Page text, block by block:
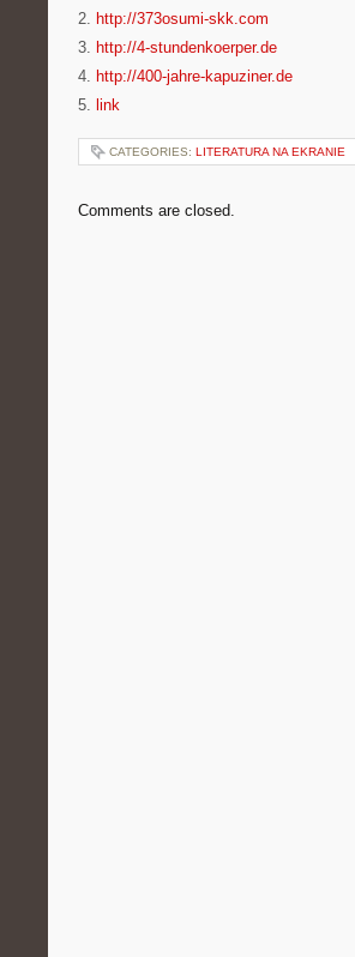
2. http://373osumi-skk.com
3. http://4-stundenkoerper.de
4. http://400-jahre-kapuziner.de
5. link
CATEGORIES: LITERATURA NA EKRANIE
Comments are closed.